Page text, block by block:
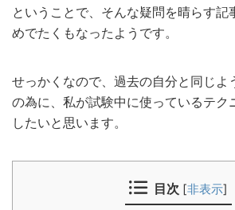
ということで、そんな疑問を晴らす記
めでたくもなったようです。
せっかくなので、過去の自分と同じよ
の為に、私が試験中に使っているテク
したいと思います。
目次 [非表示]